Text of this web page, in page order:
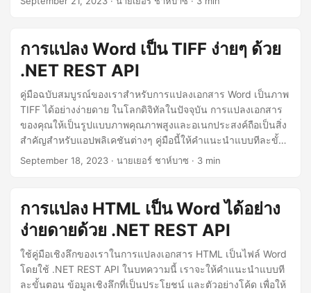
การแปลง Word เป็น TIFF ง่ายๆ ด้วย
.NET REST API
คู่มือฉบับสมบูรณ์ของเราสำหรับการแปลงเอกสาร Word เป็นภาพ
TIFF ได้อย่างง่ายดาย ในโลกดิจิทัลในปัจจุบัน การแปลงเอกสาร
ของคุณให้เป็นรูปแบบภาพคุณภาพสูงและอเนกประสงค์ถือเป็นสิ่ง
สำคัญสำหรับแอปพลิเคชันต่างๆ คู่มือนี้ให้คำแนะนำแบบทีละขั้น
ตอนและตัวอย่างโค้ดสำหรับการแปลงไฟล์ Word เป็น TIFF และ
September 18, 2023 · นายเยอร์ ชาห์บาซ · 3 min
การแปลง HTML เป็น Word ได้อย่าง
ง่ายดายด้วย .NET REST API
ใช้คู่มือเชิงลึกของเราในการแปลงเอกสาร HTML เป็นไฟล์ Word
โดยใช้ .NET REST API ในบทความนี้ เราจะให้คำแนะนำแบบที
ละขั้นตอน ข้อมูลเชิงลึกที่เป็นประโยชน์ และตัวอย่างโค้ด เพื่อให้